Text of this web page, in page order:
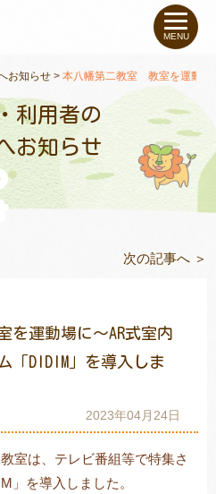
（０〜６才）
お子さま
DIDIM
MENU
お知らせ >本八幡第二教室 教室を運動場
利用者の
お知らせ
次の記事へ ＞
運動場に～AR式室内
「DIDIM」を導入しま
2023年04月24日
室は、テレビ番組等で特集さ
」を導入しました。